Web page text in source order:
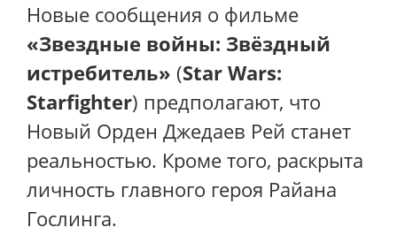
Новые сообщения о фильме
«Звездные войны: Звёздный
истребитель» (Star Wars:
Starfighter) предполагают, что
Новый Орден Джедаев Рей станет
реальностью. Кроме того, раскрыта
личность главного героя Райана
Гослинга.